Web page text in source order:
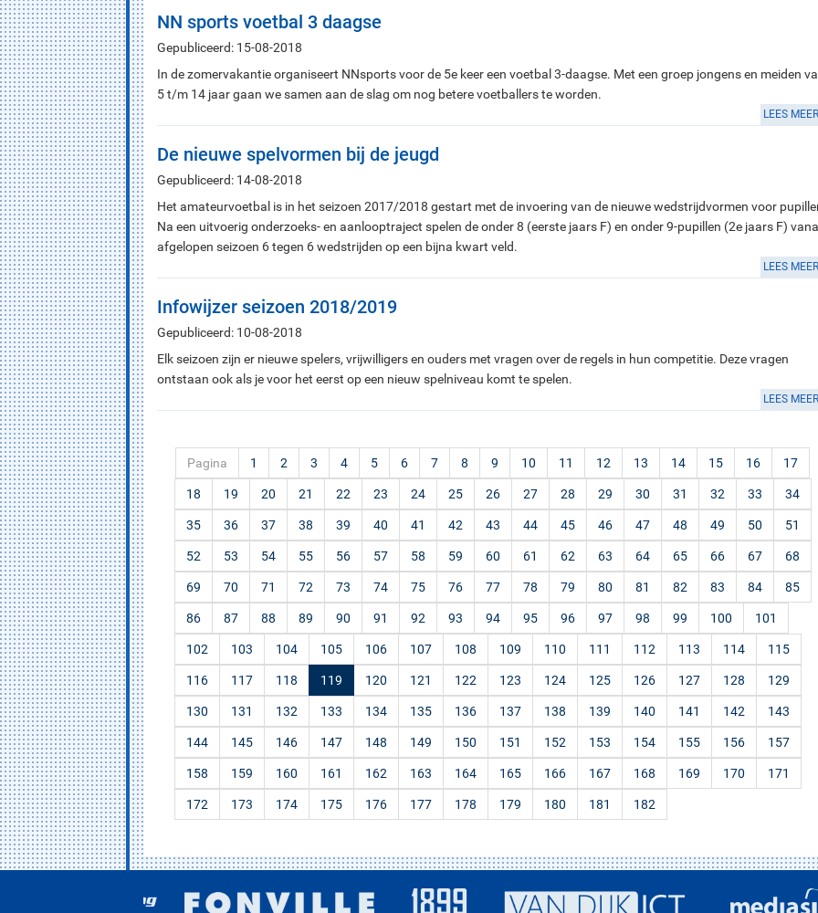
NN sports voetbal 3 daagse
Gepubliceerd: 15-08-2018
In de zomervakantie organiseert NNsports voor de 5e keer een voetbal 3-daagse. Met een groep jongens en meiden
5 t/m 14 jaar gaan we samen aan de slag om nog betere voetballers te worden.
LEES MEER
De nieuwe spelvormen bij de jeugd
Gepubliceerd: 14-08-2018
Het amateurvoetbal is in het seizoen 2017/2018 gestart met de invoering van de nieuwe wedstrijdvormen voor
Na een uitvoerig onderzoeks- en aanlooptraject spelen de onder 8 (eerste jaars F) en onder 9-pupillen (2e jaars F)
afgelopen seizoen 6 tegen 6 wedstrijden op een bijna kwart veld.
LEES MEER
Infowijzer seizoen 2018/2019
Gepubliceerd: 10-08-2018
Elk seizoen zijn er nieuwe spelers, vrijwilligers en ouders met vragen over de regels in hun competitie. Deze vragen
ontstaan ook als je voor het eerst op een nieuw spelniveau komt te spelen.
LEES MEER
Pagina 1 2 3 4 5 6 7 8 9 10 11 12 13 14 15 16 17
18 19 20 21 22 23 24 25 26 27 28 29 30 31 32 33 34
35 36 37 38 39 40 41 42 43 44 45 46 47 48 49 50 51
52 53 54 55 56 57 58 59 60 61 62 63 64 65 66 67 68
69 70 71 72 73 74 75 76 77 78 79 80 81 82 83 84 85
86 87 88 89 90 91 92 93 94 95 96 97 98 99 100 101
102 103 104 105 106 107 108 109 110 111 112 113 114 115
116 117 118 119 120 121 122 123 124 125 126 127 128 129
130 131 132 133 134 135 136 137 138 139 140 141 142 143
144 145 146 147 148 149 150 151 152 153 154 155 156 157
158 159 160 161 162 163 164 165 166 167 168 169 170 171
172 173 174 175 176 177 178 179 180 181 182